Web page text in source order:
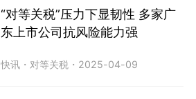
“对等关税”压力下显韧性 多家广
东上市公司抗风险能力强
快讯 ・ 对等关税 ・ 2025-04-09